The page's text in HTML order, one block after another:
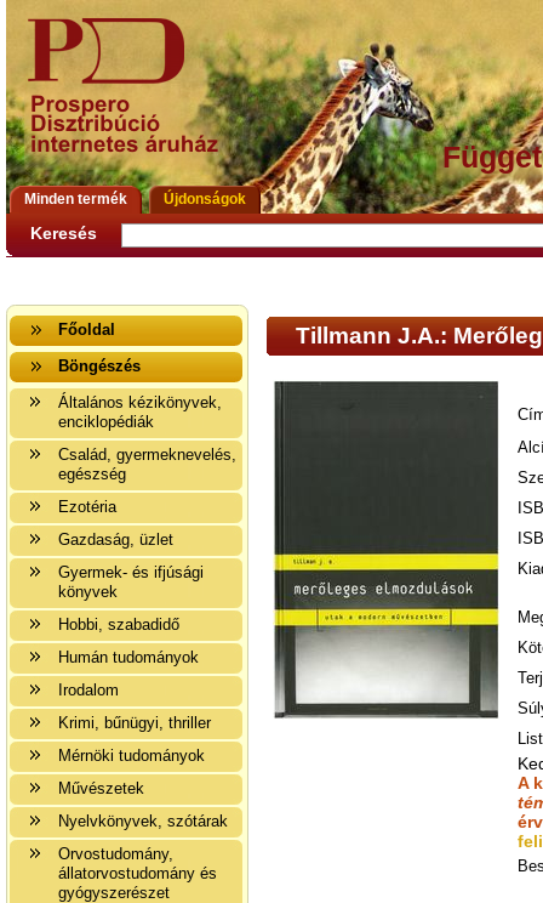
Minden termék Újdonságok
Keresés
Főoldal
Böngészés
Általános kézikönyvek,
enciklopédiák
Család, gyermeknevelés,
egészség
Ezotéria
Gazdaság, üzlet
Gyermek- és ifjúsági
könyvek
Hobbi, szabadidő
Humán tudományok
Irodalom
Krimi, bűnügyi, thriller
Mérnöki tudományok
Művészetek
Nyelvkönyvek, szótárak
Orvostudomány,
állatorvostudomány és
gyógyszerészet
Tillmann J.A.:
A